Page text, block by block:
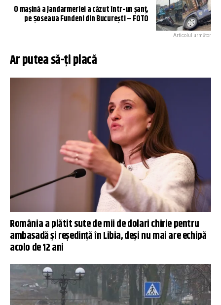
O maşină a Jandarmeriei a căzut într-un şanţ,
pe Şoseaua Fundeni din Bucureşti – FOTO
Articolul următor
Ar putea să-ți placă
România a plătit sute de mii de dolari chirie pentru
ambasadă și reședință în Libia, deși nu mai are echipă
acolo de 12 ani